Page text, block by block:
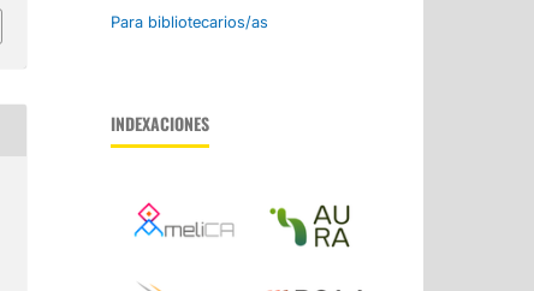
Para bibliotecarios/as
INDEXACIONES